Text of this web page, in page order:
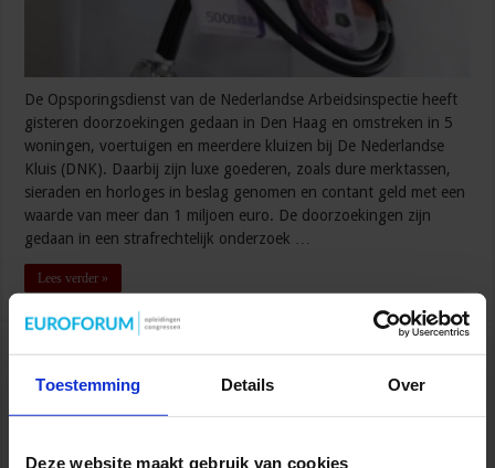
Toestemming Details Over
Deze website maakt gebruik van cookies
De Opsporingsdienst van de Nederlandse Arbeidsinspectie heeft
gisteren doorzoekingen gedaan in Den Haag en omstreken in 5
woningen, voertuigen en meerdere kluizen bij De Nederlandse
Kluis (DNK). Daarbij zijn luxe goederen, zoals dure merktassen,
sieraden en horloges in beslag genomen en contant geld met een
waarde van meer dan 1 miljoen euro. De doorzoekingen zijn
gedaan in een strafrechtelijk onderzoek …
Lees verder »
Patiënten, medewerkers en
zorgverzekeraars in de luren gelegd: OM
eist gevangenisstraf in zorgfraudezaak
Openbare orde en veiligheid ,Veiligheid,Zorg